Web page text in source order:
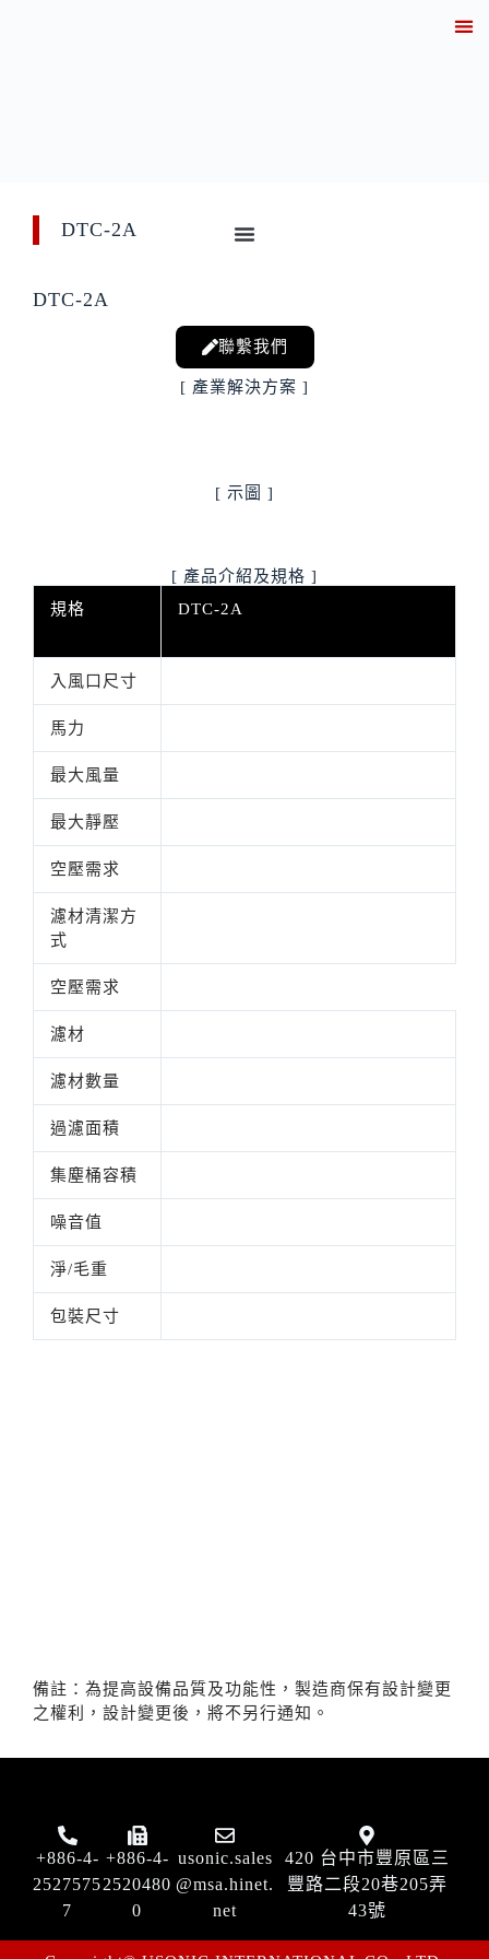
DTC-2A
DTC-2A
聯繫我們
[ 產業解決方案 ]
[ 示圖 ]
[ 產品介紹及規格 ]
規格
DTC-2A
入風口尺寸
馬力
最大風量
最大靜壓
空壓需求
濾材清潔方
式
空壓需求
濾材
濾材數量
過濾面積
集塵桶容積
噪音值
淨/毛重
包裝尺寸
備註：為提高設備品質及功能性，製造商保有設計變更
之權利，設計變更後，將不另行通知。
+886-4-
2527575
7
+886-4-
2520480
0
usonic.sales
@msa.hinet.
net
420 台中市豐原區三
豐路二段20巷205弄
43號